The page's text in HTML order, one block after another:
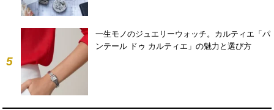
5
一生モノのジュエリーウォッチ。カルティエ「パ
ンテール ドゥ カルティエ」の魅力と選び方